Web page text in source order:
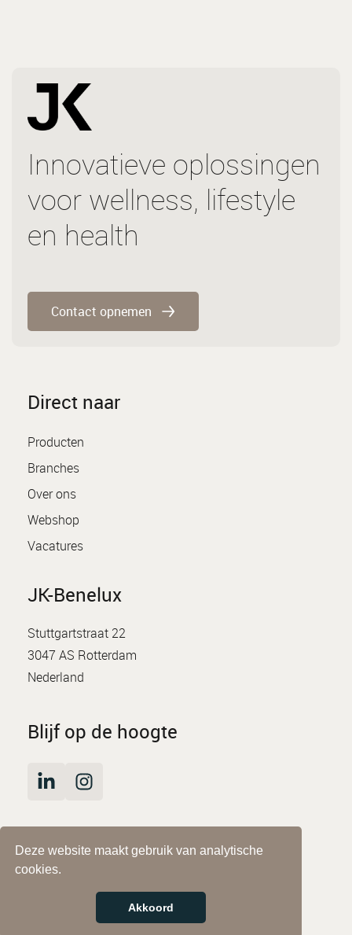
Deze website maakt gebruik van analytische
cookies.
Akkoord
Innovatieve oplossingen
voor wellness, lifestyle
en health
Contact opnemen
Direct naar
Producten
Branches
Over ons
Webshop
Vacatures
JK-Benelux
Stuttgartstraat 22
3047 AS Rotterdam
Nederland
Blijf op de hoogte
© JK-Benelux